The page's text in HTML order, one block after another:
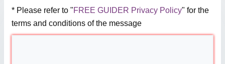
* Please refer to "FREE GUIDER Privacy Policy" for the
terms and conditions of the message